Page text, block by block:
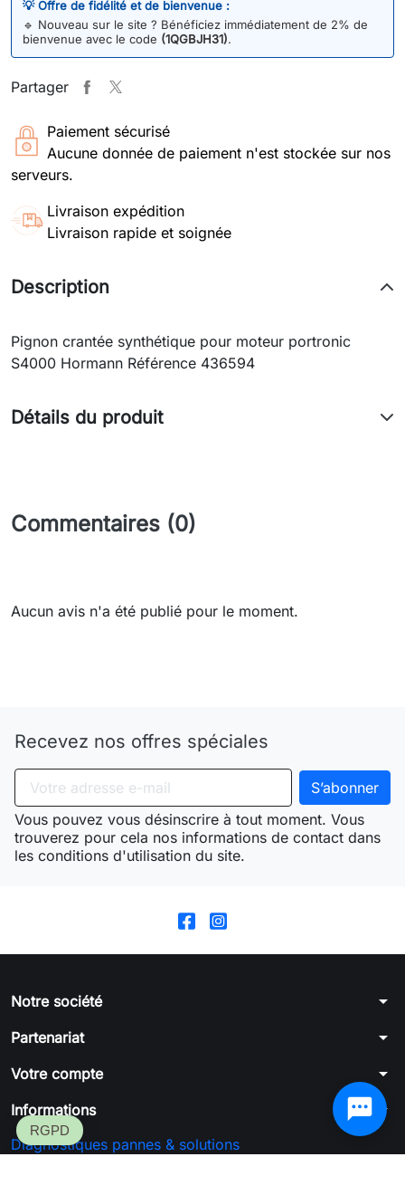
💡 Offre de fidélité et de bienvenue :
🔹 Nouveau sur le site ? Bénéficiez immédiatement de 2% de
bienvenue avec le code (1QGBJH31).
Partager
Paiement sécurisé
Aucune donnée de paiement n'est stockée sur nos
serveurs.
Livraison expédition
Livraison rapide et soignée
Description
Pignon crantée synthétique pour moteur portronic
S4000 Hormann Référence 436594
Détails du produit
Commentaires (0)
Aucun avis n'a été publié pour le moment.
Recevez nos offres spéciales
Vous pouvez vous désinscrire à tout moment. Vous
trouverez pour cela nos informations de contact dans
les conditions d'utilisation du site.
Notre société arrow_drop_down
Partenariat arrow_drop_down
Votre compte arrow_drop_down
Informations arrow_drop_down
Diagnostiques pannes & solutions